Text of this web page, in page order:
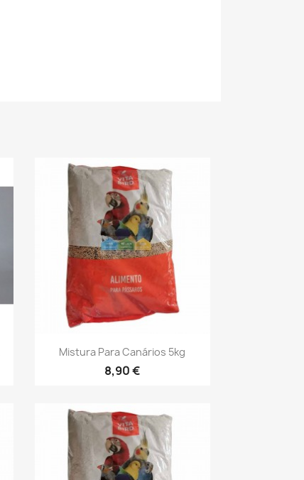
Mistura Para Canários 5kg
8,90 €
Vista rápida